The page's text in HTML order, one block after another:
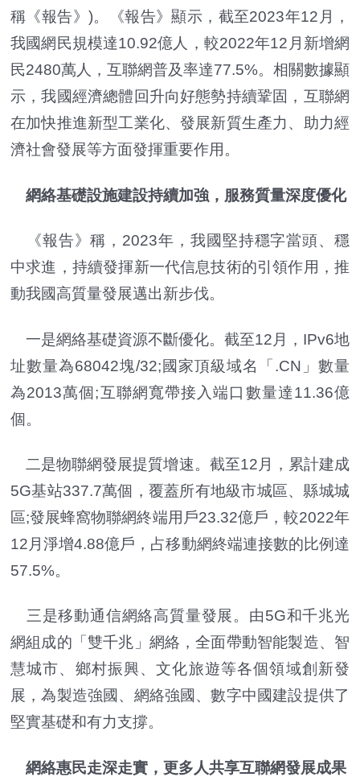
稱《報告》)。《報告》顯示，截至2023年12月，
我國網民規模達10.92億人，較2022年12月新增網
民2480萬人，互聯網普及率達77.5%。相關數據顯
示，我國經濟總體回升向好態勢持續鞏固，互聯網
在加快推進新型工業化、發展新質生產力、助力經
濟社會發展等方面發揮重要作用。
網絡基礎設施建設持續加強，服務質量深度優化
《報告》稱，2023年，我國堅持穩字當頭、穩
中求進，持續發揮新一代信息技術的引領作用，推
動我國高質量發展邁出新步伐。
一是網絡基礎資源不斷優化。截至12月，IPv6地
址數量為68042塊/32;國家頂級域名「.CN」數量
為2013萬個;互聯網寬帶接入端口數量達11.36億
個。
二是物聯網發展提質增速。截至12月，累計建成
5G基站337.7萬個，覆蓋所有地級市城區、縣城城
區;發展蜂窩物聯網終端用戶23.32億戶，較2022年
12月淨增4.88億戶，占移動網終端連接數的比例達
57.5%。
三是移動通信網絡高質量發展。由5G和千兆光
網組成的「雙千兆」網絡，全面帶動智能製造、智
慧城市、鄉村振興、文化旅遊等各個領域創新發
展，為製造強國、網絡強國、數字中國建設提供了
堅實基礎和有力支撐。
網絡惠民走深走實，更多人共享互聯網發展成果